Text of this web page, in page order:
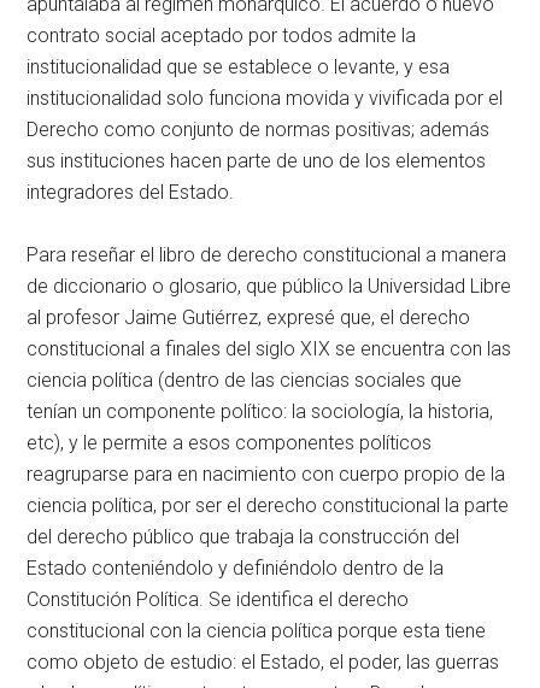
contrato social aceptado por todos admite la
institucionalidad que se establece o levante, y esa
institucionalidad solo funciona movida y vivificada por el
Derecho como conjunto de normas positivas; además
sus instituciones hacen parte de uno de los elementos
integradores del Estado.
Para reseñar el libro de derecho constitucional a manera
de diccionario o glosario, que público la Universidad Libre
al profesor Jaime Gutiérrez, expresé que, el derecho
constitucional a finales del siglo XIX se encuentra con las
ciencia política (dentro de las ciencias sociales que
tenían un componente político: la sociología, la historia,
etc), y le permite a esos componentes políticos
reagruparse para en nacimiento con cuerpo propio de la
ciencia política, por ser el derecho constitucional la parte
del derecho público que trabaja la construcción del
Estado conteniéndolo y definiéndolo dentro de la
Constitución Política. Se identifica el derecho
constitucional con la ciencia política porque esta tiene
como objeto de estudio: el Estado, el poder, las guerras